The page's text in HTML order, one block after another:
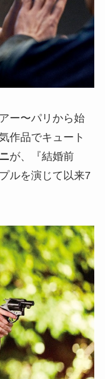
ー〜パリから始
作品でキュート
が、『結婚前
ルを演じて以来7